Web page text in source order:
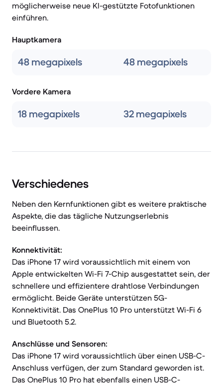
möglicherweise neue KI-gestützte Fotofunktionen
einführen.
Hauptkamera
48 megapixels 48 megapixels
Vordere Kamera
18 megapixels 32 megapixels
Verschiedenes
Neben den Kernfunktionen gibt es weitere praktische
Aspekte, die das tägliche Nutzungserlebnis
beeinflussen.
Konnektivität:
Das iPhone 17 wird voraussichtlich mit einem von
Apple entwickelten Wi-Fi 7-Chip ausgestattet sein, der
schnellere und effizientere drahtlose Verbindungen
ermöglicht. Beide Geräte unterstützen 5G-
Konnektivität. Das OnePlus 10 Pro unterstützt Wi-Fi 6
und Bluetooth 5.2.
Anschlüsse und Sensoren:
Das iPhone 17 wird voraussichtlich über einen USB-C-
Anschluss verfügen, der zum Standard geworden ist.
Das OnePlus 10 Pro hat ebenfalls einen USB-C-